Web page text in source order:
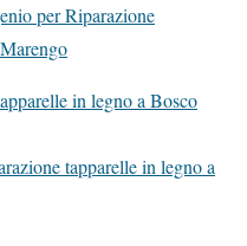
per Riparazione
in legno a Bosco
tapparelle in legno a